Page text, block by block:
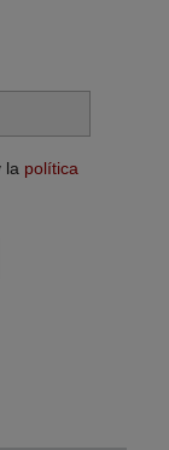
la política